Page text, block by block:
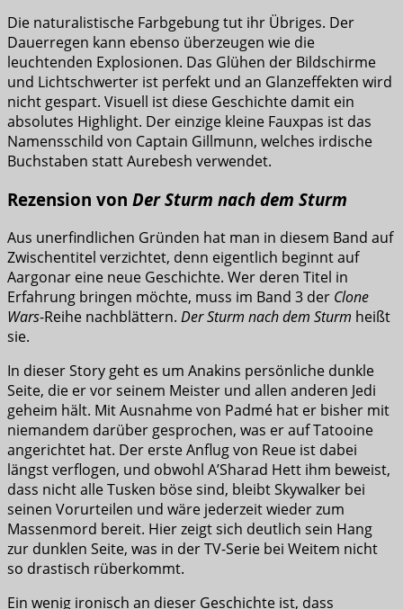
Die naturalistische Farbgebung tut ihr Übriges. Der
Dauerregen kann ebenso überzeugen wie die
leuchtenden Explosionen. Das Glühen der Bildschirme
und Lichtschwerter ist perfekt und an Glanzeffekten wird
nicht gespart. Visuell ist diese Geschichte damit ein
absolutes Highlight. Der einzige kleine Fauxpas ist das
Namensschild von Captain Gillmunn, welches irdische
Buchstaben statt Aurebesh verwendet.
Rezension von Der Sturm nach dem Sturm
Aus unerfindlichen Gründen hat man in diesem Band auf
Zwischentitel verzichtet, denn eigentlich beginnt auf
Aargonar eine neue Geschichte. Wer deren Titel in
Erfahrung bringen möchte, muss im Band 3 der Clone
Wars-Reihe nachblättern. Der Sturm nach dem Sturm heißt
sie.
In dieser Story geht es um Anakins persönliche dunkle
Seite, die er vor seinem Meister und allen anderen Jedi
geheim hält. Mit Ausnahme von Padmé hat er bisher mit
niemandem darüber gesprochen, was er auf Tatooine
angerichtet hat. Der erste Anflug von Reue ist dabei
längst verflogen, und obwohl A’Sharad Hett ihm beweist,
dass nicht alle Tusken böse sind, bleibt Skywalker bei
seinen Vorurteilen und wäre jederzeit wieder zum
Massenmord bereit. Hier zeigt sich deutlich sein Hang
zur dunklen Seite, was in der TV-Serie bei Weitem nicht
so drastisch rüberkommt.
Ein wenig ironisch an dieser Geschichte ist, dass